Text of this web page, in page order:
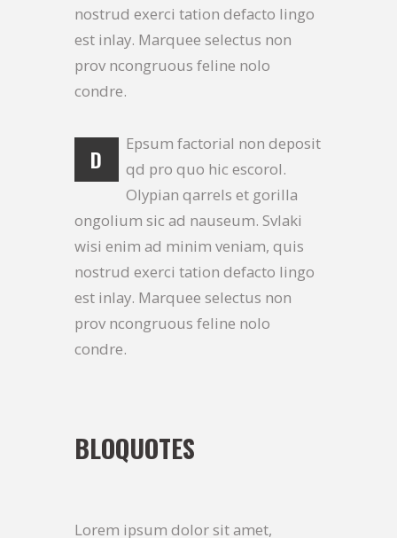
nostrud exerci tation defacto lingo
est inlay. Marquee selectus non
prov ncongruous feline nolo
condre.
D
Epsum factorial non deposit
qd pro quo hic escorol.
Olypian qarrels et gorilla
ongolium sic ad nauseum. Svlaki
wisi enim ad minim veniam, quis
nostrud exerci tation defacto lingo
est inlay. Marquee selectus non
prov ncongruous feline nolo
condre.
BLOQUOTES
Lorem ipsum dolor sit amet,